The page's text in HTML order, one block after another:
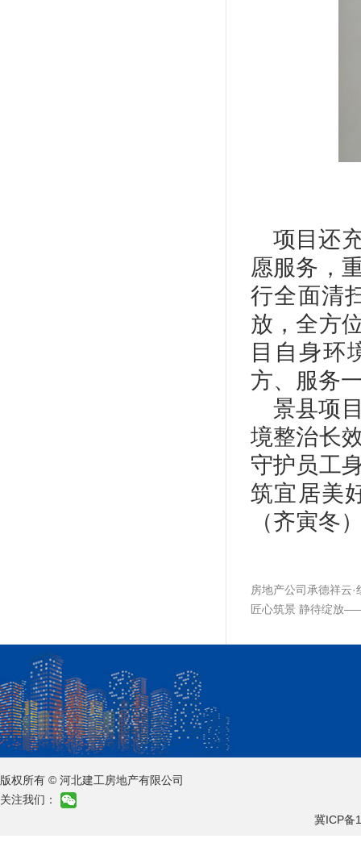
项目还
愿服务，
行全面清
放，全方
目自身环
方、服务
景县项
境整治长
守护员工
筑宜居美
（齐寅冬
房地产公司承德祥云
匠心筑景 静待绽放
版权所有 © 河北建工房地产有限公司
关注我们：
冀ICP备